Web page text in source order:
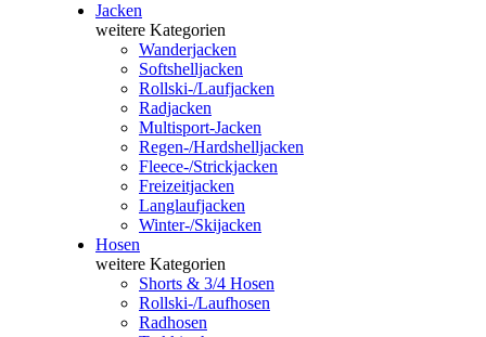
Jacken
weitere Kategorien
Wanderjacken
Softshelljacken
Rollski-/Laufjacken
Radjacken
Multisport-Jacken
Regen-/Hardshelljacken
Fleece-/Strickjacken
Freizeitjacken
Langlaufjacken
Winter-/Skijacken
Hosen
weitere Kategorien
Shorts & 3/4 Hosen
Rollski-/Laufhosen
Radhosen